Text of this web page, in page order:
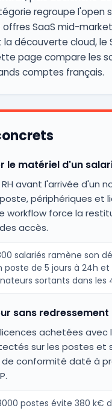
regroupe l'open
SaaS mid-
découverte cloud, le
page compare les
comptes français.
le matériel d'un
avant l'arrivée d'un
périphériques et
workflow force la
accès.
salariés ramène son
poste de 5 jours à 24h et
sortants dans les
sans redressement
achetées avec
sur les postes et
conformité daté à
postes évite 380 k€